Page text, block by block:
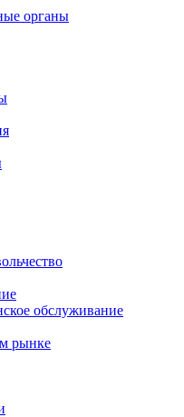
органы
обслуживание
рынке